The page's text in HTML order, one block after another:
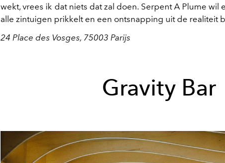
wekt, vrees ik dat niets dat zal doen. Serpent A Plume wil
alle zintuigen prikkelt en een ontsnapping uit de realiteit
24 Place des Vosges, 75003 Parijs
Gravity Bar